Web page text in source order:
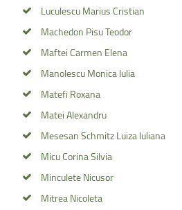
Luculescu Marius Cristian
Machedon Pisu Teodor
Maftei Carmen Elena
Manolescu Monica Iulia
Matefi Roxana
Matei Alexandru
Mesesan Schmitz Luiza Iuliana
Micu Corina Silvia
Minculete Nicusor
Mitrea Nicoleta